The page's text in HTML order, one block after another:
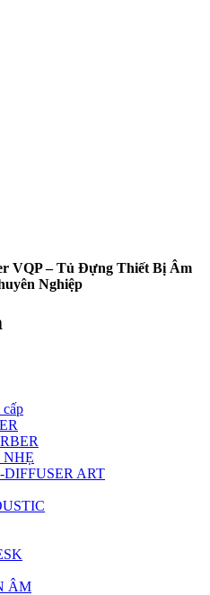
VQP – Tủ Đựng Thiết Bị Âm
Nghiệp
cấp
ART
ÂM